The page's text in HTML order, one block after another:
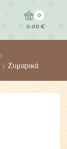
0
0.00€
Ζυμαρικά